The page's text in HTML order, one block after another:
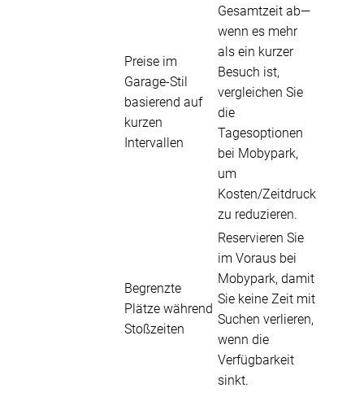
Preise im
Garage-Stil
basierend auf
kurzen
Intervallen
Gesamtzeit ab—
wenn es mehr
als ein kurzer
Besuch ist,
vergleichen Sie
die
Tagesoptionen
bei Mobypark,
um
Kosten/Zeitdruck
zu reduzieren.
Begrenzte
Plätze während
Stoßzeiten
Reservieren Sie
im Voraus bei
Mobypark, damit
Sie keine Zeit mit
Suchen verlieren,
wenn die
Verfügbarkeit
sinkt.